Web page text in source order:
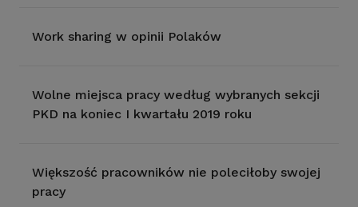
Work sharing w opinii Polaków
Wolne miejsca pracy według wybranych sekcji
PKD na koniec I kwartału 2019 roku
Większość pracowników nie poleciłoby swojej
pracy